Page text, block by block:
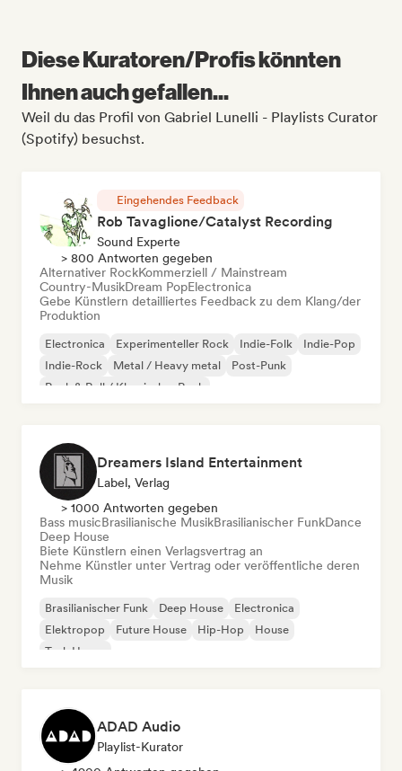
Diese Kuratoren/Profis könnten
Ihnen auch gefallen...
Weil du das Profil von Gabriel Lunelli - Playlists Curator
(Spotify) besuchst.
Eingehendes Feedback
Rob Tavaglione/Catalyst Recording
Sound Experte
> 800 Antworten gegeben
Alternativer RockKommerziell / Mainstream
Country-MusikDream PopElectronica
Gebe Künstlern detailliertes Feedback zu dem Klang/der
Produktion
Electronica Experimenteller Rock Indie-Folk
Indie-Pop
Indie-Rock
Metal / Heavy metal
Post-Punk
Rock & Roll / Klassischer Rock
Dreamers Island Entertainment
Label, Verlag
> 1000 Antworten gegeben
Bass musicBrasilianische MusikBrasilianischer FunkDance
Deep House
Biete Künstlern einen Verlagsvertrag an
Nehme Künstler unter Vertrag oder veröffentliche deren
Musik
Brasilianischer Funk Deep House
Electronica
Elektropop
Future House Hip-Hop
House
Tech House
ADAD Audio
Playlist-Kurator